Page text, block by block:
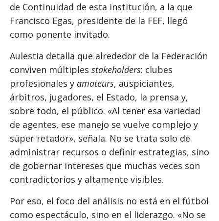
de Continuidad de esta institución, a la que
Francisco Egas, presidente de la FEF, llegó
como ponente invitado.
Aulestia detalla que alrededor de la Federación
conviven múltiples stakeholders: clubes
profesionales y amateurs, auspiciantes,
árbitros, jugadores, el Estado, la prensa y,
sobre todo, el público. «Al tener esa variedad
de agentes, ese manejo se vuelve complejo y
súper retador», señala. No se trata solo de
administrar recursos o definir estrategias, sino
de gobernar intereses que muchas veces son
contradictorios y altamente visibles.
Por eso, el foco del análisis no está en el fútbol
como espectáculo, sino en el liderazgo. «No se